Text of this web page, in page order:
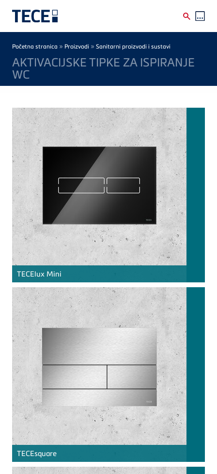
Breadcrumb
Početna stranica » Proizvodi » Sanitarni proizvodi i sustavi
AKTIVACIJSKE TIPKE ZA ISPIRANJE
WC
TECElux Mini
TECEsquare